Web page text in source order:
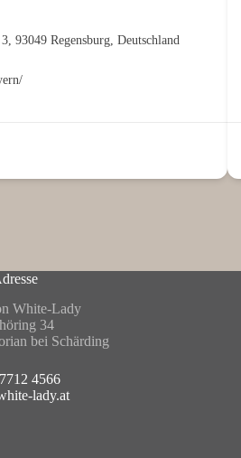
93049 Regensburg, Deutschland
White-Lady
34
bei Schärding
4566
lady.at